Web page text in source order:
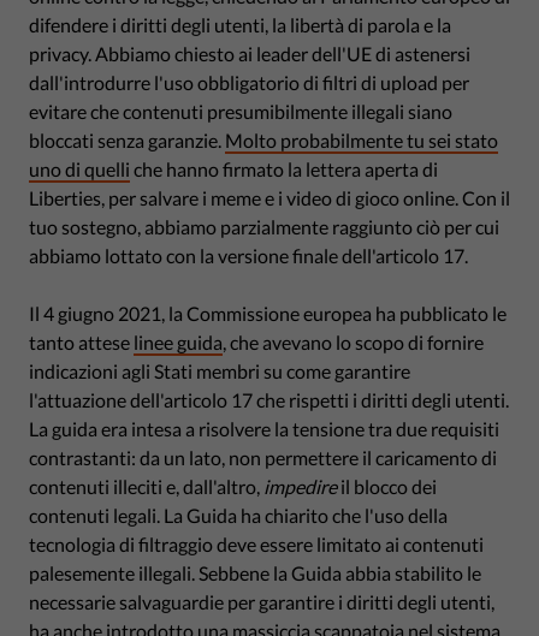
difendere i diritti degli utenti, la libertà di parola e la
privacy. Abbiamo chiesto ai leader dell'UE di astenersi
dall'introdurre l'uso obbligatorio di filtri di upload per
evitare che contenuti presumibilmente illegali siano
bloccati senza garanzie. Molto probabilmente tu sei stato
uno di quelli che hanno firmato la lettera aperta di
Liberties, per salvare i meme e i video di gioco online. Con il
tuo sostegno, abbiamo parzialmente raggiunto ciò per cui
abbiamo lottato con la versione finale dell'articolo 17.
Il 4 giugno 2021, la Commissione europea ha pubblicato le
tanto attese linee guida , che avevano lo scopo di fornire
indicazioni agli Stati membri su come garantire
l'attuazione dell'articolo 17 che rispetti i diritti degli utenti.
La guida era intesa a risolvere la tensione tra due requisiti
contrastanti: da un lato, non permettere il caricamento di
contenuti illeciti e, dall'altro, impedireil blocco dei
contenuti legali. La Guida ha chiarito che l'uso della
tecnologia di filtraggio deve essere limitato ai contenuti
palesemente illegali. Sebbene la Guida abbia stabilito le
necessarie salvaguardie per garantire i diritti degli utenti,
ha anche introdotto una massiccia scappatoia nel sistema